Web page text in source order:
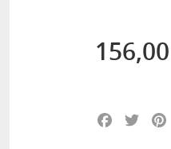
156,00
Facebook
Twitter